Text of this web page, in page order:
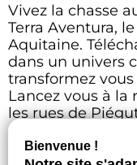
Vivez la chasse
Terra Aventura,
Aquitaine.
dans un univers
transformez
Lancez vous à la
les rues de
d’antan, il vous
l’histoire […]